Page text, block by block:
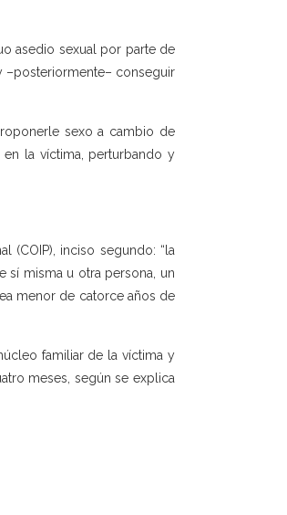
asedio sexual por parte de
–posteriormente– conseguir
sexo a cambio de
la víctima, perturbando y
(COIP), inciso segundo: “la
sí misma u otra persona, un
menor de catorce años de
familiar de la víctima y
meses, según se explica